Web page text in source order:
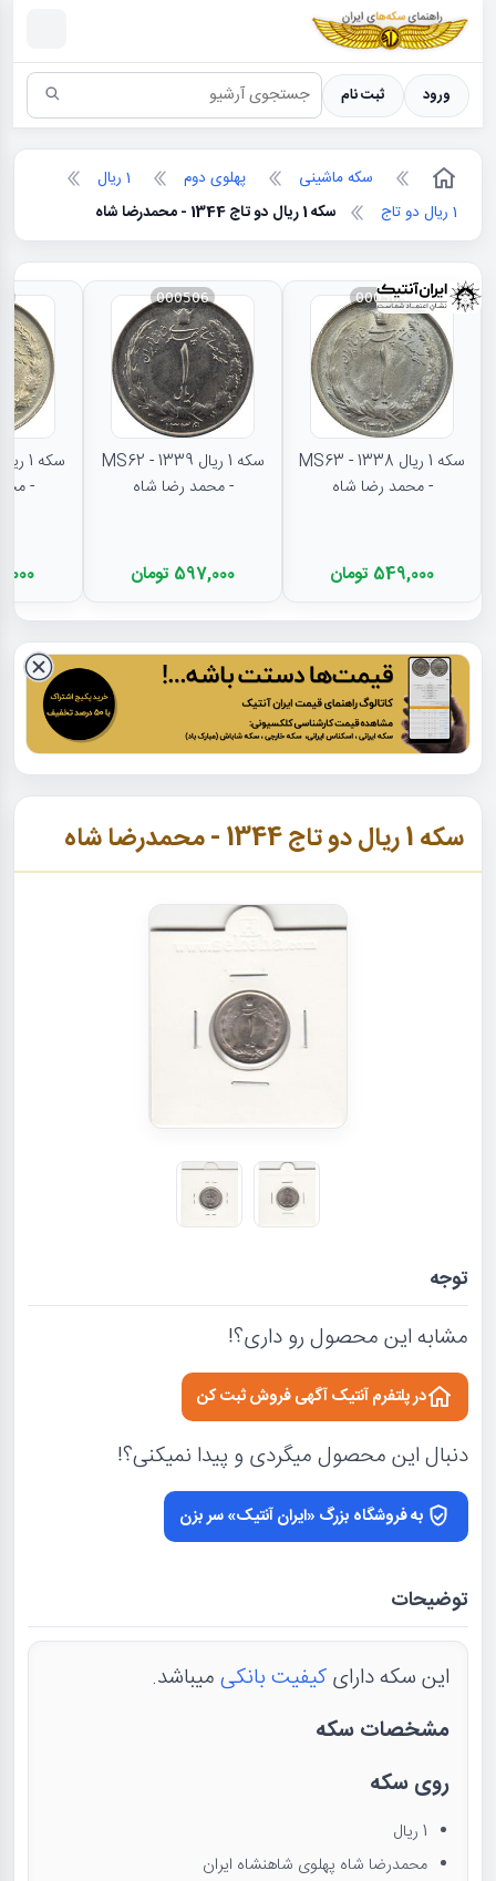
سکه ها ؛ راهنمای سکه شناسی
ورود ثبت نام
سکه ماشینی پهلوی دوم
1 ریال
1 ریال دو تاج
سکه 1 ریال دو تاج 1344 - محمدرضا شاه
000505
سکه 1 ریال 1338 - MS63
- محمد رضا شاه
549,000 تومان
000506
سکه 1 ریال 1339 - MS62
- محمد رضا شاه
597,000 تومان
-
سکه 1 ریال دو تاج 1344 - محمدرضا شاه
توجه
مشابه این محصول رو داری؟!
در پلتفرم آنتیک آگهی فروش ثبت کن
دنبال این محصول میگردی و پیدا نمیکنی؟!
به فروشگاه بزرگ «ایران آنتیک» سر بزن
توضیحات
این سکه دارایکیفیت بانکیمیباشد.
مشخصات سکه
روی سکه
1 ریال
محمدرضا شاه پهلوی شاهنشاه ایران